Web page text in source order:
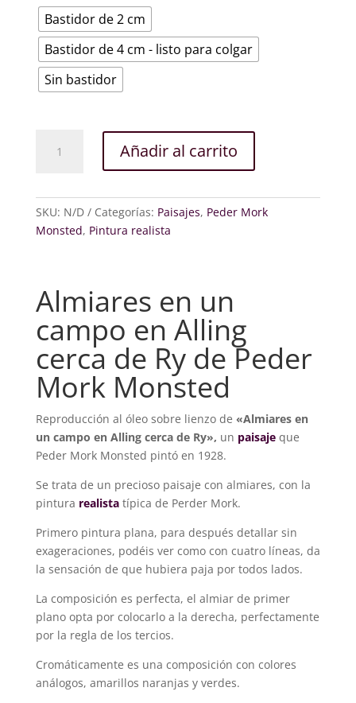
Bastidor de 2 cm
Bastidor de 4 cm - listo para colgar
Sin bastidor
en
Alling
cantidad
Añadir al carrito
SKU: N/D Categorías: Paisajes, Peder Mork
Monsted, Pintura realista
Almiares en un
campo en Alling
cerca de Ry de Peder
Mork Monsted
Reproducción al óleo sobre lienzo de «Almiares en
un campo en Alling cerca de Ry», un paisaje que
Peder Mork Monsted pintó en 1928.
Se trata de un precioso paisaje con almiares, con la
pintura realista típica de Perder Mork.
Primero pintura plana, para después detallar sin
exageraciones, podéis ver como con cuatro líneas, da
la sensación de que hubiera paja por todos lados.
La composición es perfecta, el almiar de primer
plano opta por colocarlo a la derecha, perfectamente
por la regla de los tercios.
Cromáticamente es una composición con colores
análogos, amarillos naranjas y verdes.